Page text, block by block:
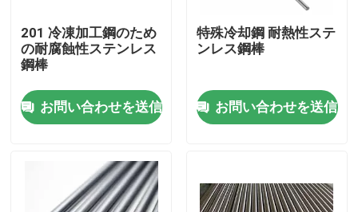
ホーム
201 冷凍加工鋼のため
の耐腐蝕性ステンレス
鋼棒
お問い合わせを送信
特殊冷却鋼 耐熱性ステ
ンレス鋼棒
お問い合わせを送信